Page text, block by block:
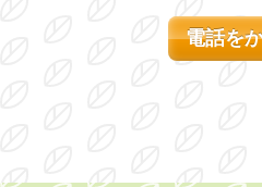
電話を